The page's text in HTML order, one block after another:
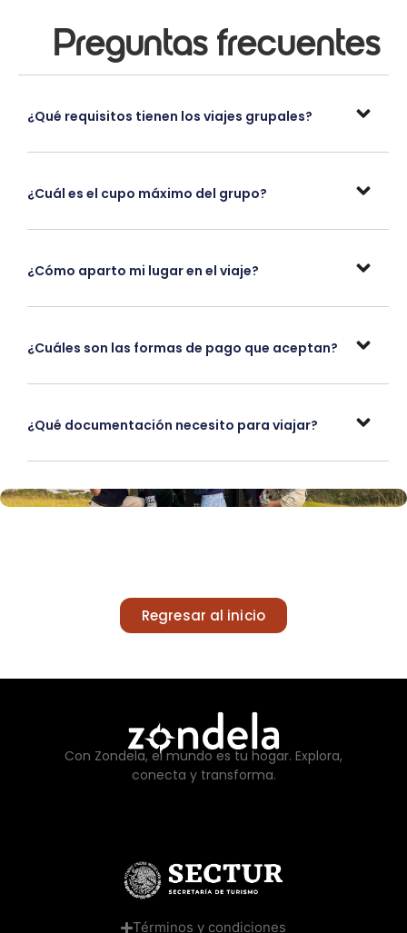
Preguntas frecuentes
¿Qué requisitos tienen los viajes grupales?
¿Cuál es el cupo máximo del grupo?
¿Cómo aparto mi lugar en el viaje?
¿Cuáles son las formas de pago que aceptan?
¿Qué documentación necesito para viajar?
Regresar al inicio
Con Zondela, el mundo es tu hogar. Explora,
conecta y transforma.
Términos y condiciones